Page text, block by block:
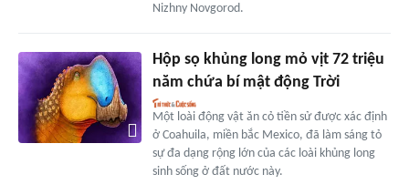
Nizhny Novgorod.
Hộp sọ khủng long mỏ vịt 72 triệu
năm chứa bí mật động Trời
Một loài động vật ăn cỏ tiền sử được xác định
ở Coahuila, miền bắc Mexico, đã làm sáng tỏ
sự đa dạng rộng lớn của các loài khủng long
sinh sống ở đất nước này.